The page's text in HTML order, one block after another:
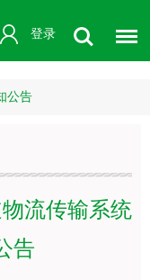
登录
公告
流传输系统
告